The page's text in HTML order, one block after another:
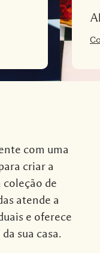
com uma
criar a
de
atende a
e oferece
sua casa.